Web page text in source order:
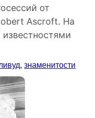
от
Ascroft. На
известностями
,знаменитости